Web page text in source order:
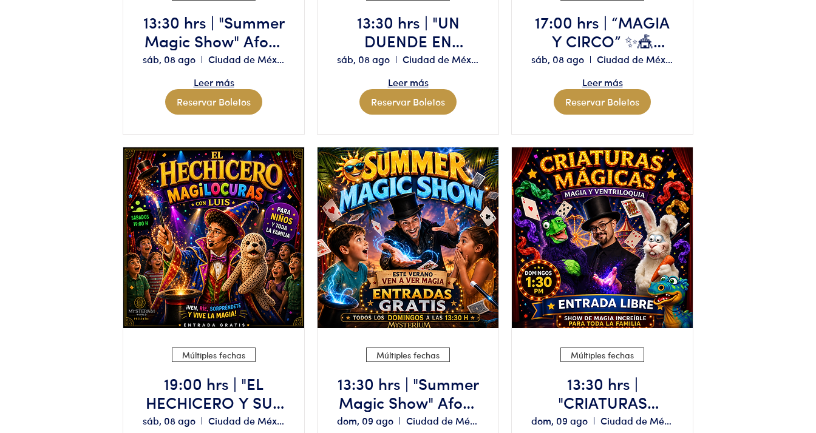
13:30 hrs | "Summer
Magic Show" Aforo
limitado, reserva
solo si tienes
disponibilidad
sáb, 08 ago
Ciudad de México
Leer más
Reservar Boletos
13:30 hrs | "UN
DUENDE EN
CDMX" Aforo
limitado, reserva
solo si tienes
disponibilidad
sáb, 08 ago
Ciudad de México
Leer más
Reservar Boletos
17:00 hrs | “MAGIA
Y CIRCO” ✨🎪
Aforo limitado,
reserva solo si
tienes
disponibilidad
sáb, 08 ago
Ciudad de México
Leer más
Reservar Boletos
Múltiples fechas
19:00 hrs | "EL
HECHICERO Y SUS
MAGILOCURAS"
sáb, 08 ago
Ciudad de México
Múltiples fechas
13:30 hrs | "Summer
Magic Show" Aforo
limitado, reserva
dom, 09 ago
Ciudad de México
Múltiples fechas
13:30 hrs |
"CRIATURAS
MÁGICAS" Aforo
dom, 09 ago
Ciudad de México